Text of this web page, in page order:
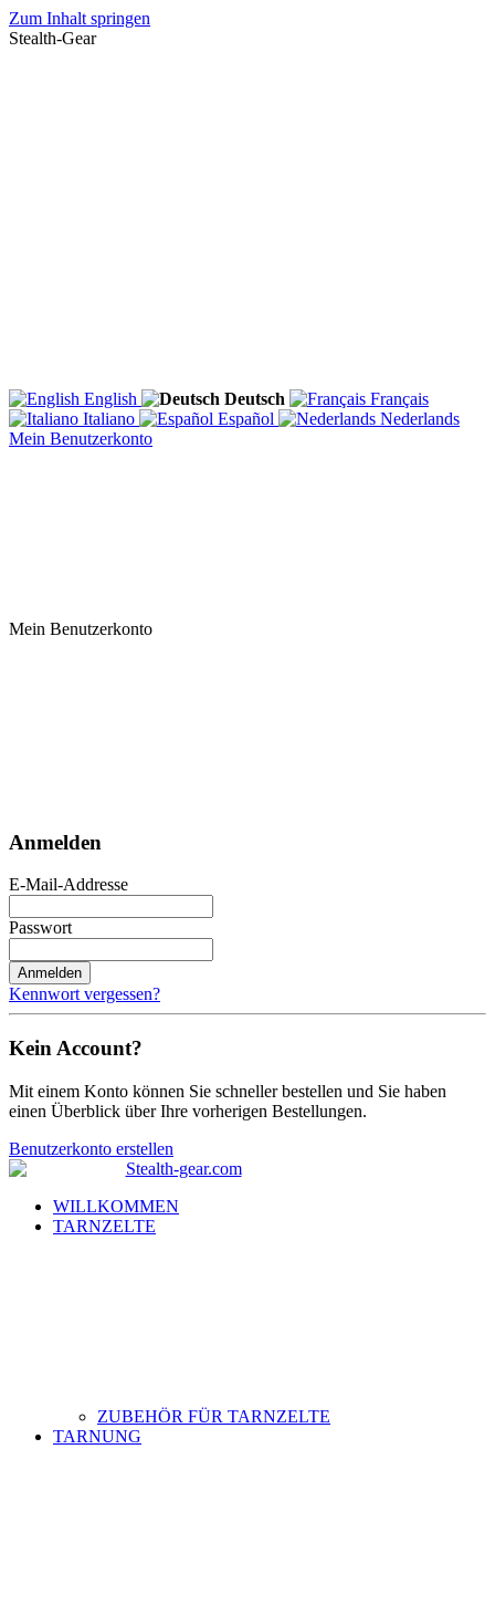
Zum Inhalt springen
Stealth-Gear
English Deutsch
Français
Italiano
Español
Nederlands
Mein Benutzerkonto
Mein Benutzerkonto
Anmelden
E-Mail-Addresse
Passwort
Anmelden
Kennwort vergessen?
Kein Account?
Mit einem Konto können Sie schneller bestellen und Sie haben
einen Überblick über Ihre vorherigen Bestellungen.
Benutzerkonto erstellen
WILLKOMMEN
TARNZELTE
ZUBEHÖR FÜR TARNZELTE
TARNUNG